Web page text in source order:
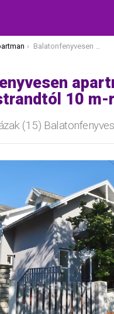
Balatonfenyvesen apartman 4+1 főnek a strandtól 10 m-re
10 m-
(15) Balatonfenyves